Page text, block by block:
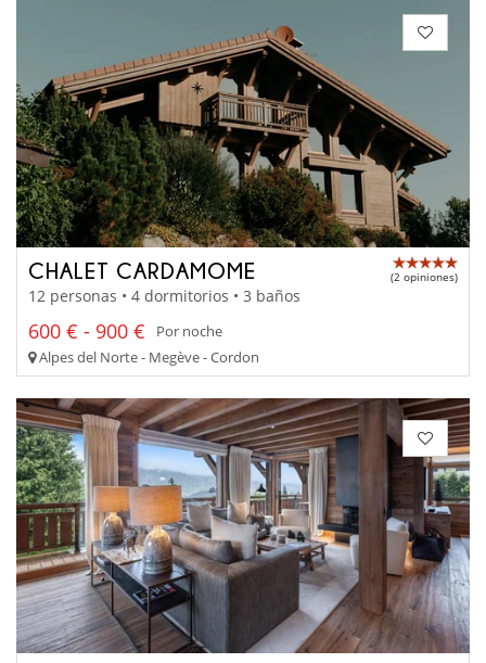
CHALET CARDAMOME (2 opiniones)
12 personas • 4 dormitorios • 3 baños
600 € - 900 €
Por noche
Alpes del Norte - Megève - Cordon